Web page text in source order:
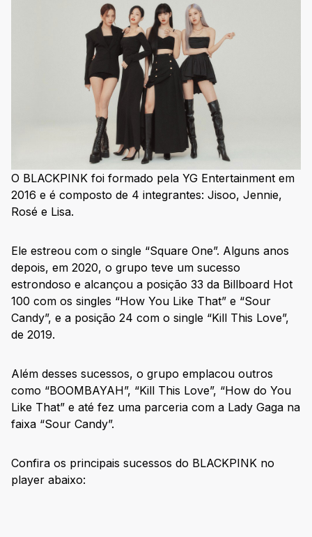
O BLACKPINK foi formado pela YG Entertainment em
2016 e é composto de 4 integrantes: Jisoo, Jennie,
Rosé e Lisa.
Ele estreou com o single “Square One”. Alguns anos
depois, em 2020, o grupo teve um sucesso
estrondoso e alcançou a posição 33 da Billboard Hot
100 com os singles “How You Like That” e “Sour
Candy”, e a posição 24 com o single “Kill This Love”,
de 2019.
Além desses sucessos, o grupo emplacou outros
como “BOOMBAYAH”, “Kill This Love”, “How do You
Like That” e até fez uma parceria com a Lady Gaga na
faixa “Sour Candy”.
Confira os principais sucessos do BLACKPINK no
player abaixo: